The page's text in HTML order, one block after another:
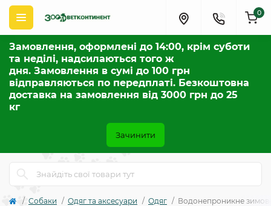
Замовлення, оформлені до 14:00, крім суботи
та неділі, надсилаються того ж
дня. Замовлення в сумі до 100 грн
відправляються по передплаті. Безкоштовна
доставка на замовлення від 3000 грн до 25
кг
Зачинити
0
Собаки Одяг та аксесуари Одяг Водонепроникне